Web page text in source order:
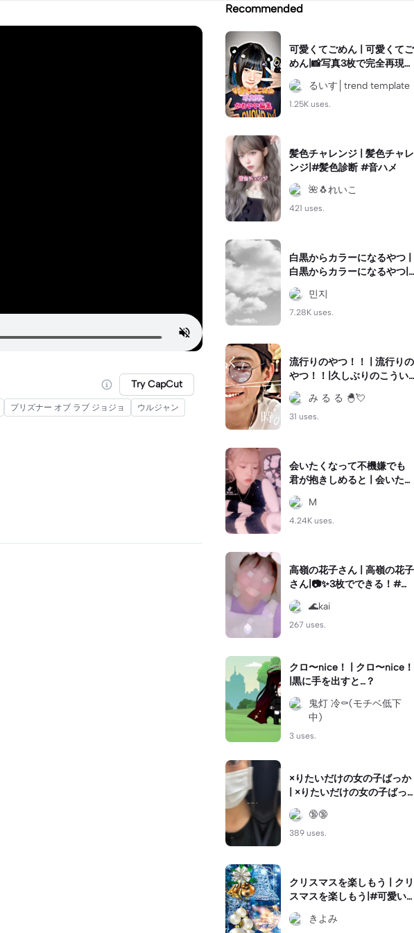
Try CapCut
プリズナー オブ ラブ ジョジョ
ウルジャン
Recommended
可愛くてごめん | 可愛くてご
めん|📸写真3枚で完全再現で
きます！
るいす│trend template
1.25K uses.
髪色チャレンジ | 髪色チャレ
ンジ|#髪色診断 #音ハメ
🌺🐧れいこ
421 uses.
白黒からカラーになるやつ |
白黒からカラーになるやつ|
#白黒からカラー
︎민지
7.28K uses.
流行りのやつ！！ | 流行りの
やつ！！|久しぶりのこうい
う編集！！ この曲よすぎて
めっちゃ聞いてるw ばずれ
（（
み る る 🐣💘
31 uses.
会いたくなって不機嫌でも
君が抱きしめると | 会いたく
なって不機嫌でも君が抱き
しめると|トロトロ溶けちゃ
うよ__ #スロー編集
M
4.24K uses.
高嶺の花子さん | 高嶺の花子
さん|📷✨3枚でできる！#キ
フレ編集 #キフレ振動
🌊kai
267 uses.
クロ〜nice！ | クロ〜nice！
|黒に手を出すと…？
鬼灯 冷⚰️(モチベ低下
中)
3 uses.
×りたいだけの女の子ばっか
| ×りたいだけの女の子ばっ
か|#ラップ
🔞🔞
389 uses.
クリスマスを楽しもう | クリ
スマスを楽しもう|#可愛い
クリスマス#HAPPY#雪
きよみ